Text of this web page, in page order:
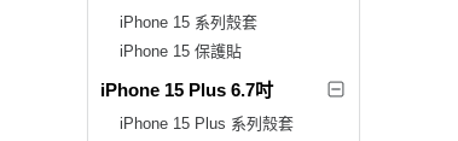
iPhone 15 系列殼套
iPhone 15 保護貼
iPhone 15 Plus 6.7吋
iPhone 15 Plus 系列殼套